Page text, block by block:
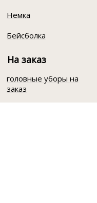
Немка
Бейсболка
На заказ
головные уборы на
заказ